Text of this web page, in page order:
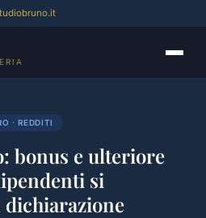
· REDDITI
bonus e ulteriore
si